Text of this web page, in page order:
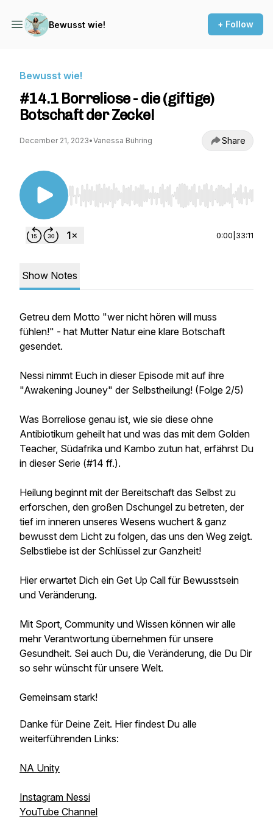
Bewusst wie! + Follow
Bewusst wie!
#14.1 Borreliose - die (giftige)
Botschaft der Zecke!
December 21, 2023•Vanessa Bühring Share
Use Left/Right to seek, Home/End to jump to
0:00 33:11
Show Notes
Getreu dem Motto "wer nicht hören will muss
fühlen!" - hat Mutter Natur eine klare Botschaft
gesendet.
Nessi nimmt Euch in dieser Episode mit auf ihre
"Awakening Jouney" der Selbstheilung! (Folge 2/5)
Was Borreliose genau ist, wie sie diese ohne
Antibiotikum geheilt hat und was das mit dem Golden
Teacher, Südafrika und Kambo zutun hat, erfährst Du
in dieser Serie (#14 ff.).
Heilung beginnt mit der Bereitschaft das Selbst zu
erforschen, den großen Dschungel zu betreten, der
tief im inneren unseres Wesens wuchert & ganz
bewusst dem Licht zu folgen, das uns den Weg zeigt.
Selbstliebe ist der Schlüssel zur Ganzheit!
Hier erwartet Dich ein Get Up Call für Bewusstsein
und Veränderung.
Mit Sport, Community und Wissen können wir alle
mehr Verantwortung übernehmen für unsere
Gesundheit. Sei auch Du, die Veränderung, die Du Dir
so sehr wünscht für unsere Welt.
Gemeinsam stark!
Danke für Deine Zeit. Hier findest Du alle
weiterführenden Links:
NA Unity
Instagram Nessi
YouTube Channel